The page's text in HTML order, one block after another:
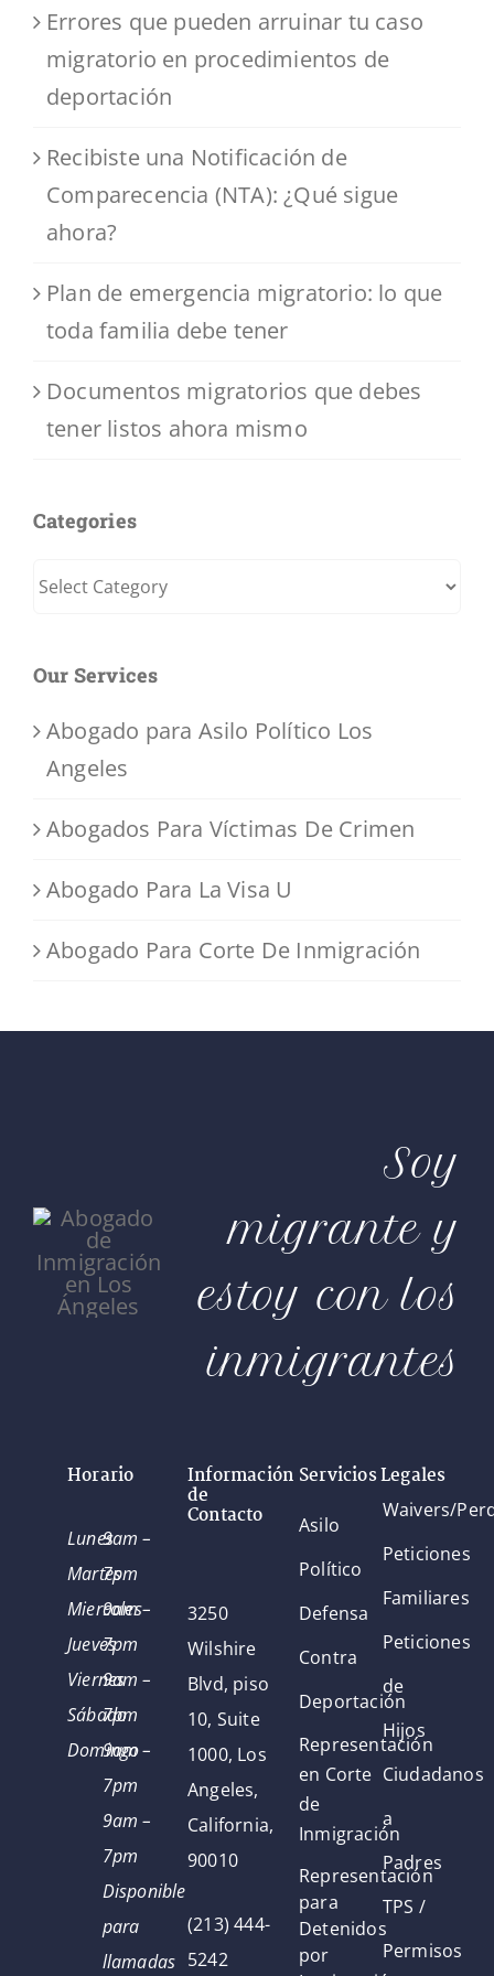
Errores que pueden arruinar tu caso
migratorio en procedimientos de
deportación
Recibiste una Notificación de
Comparecencia (NTA): ¿Qué sigue
ahora?
Plan de emergencia migratorio: lo que
toda familia debe tener
Documentos migratorios que debes
tener listos ahora mismo
Categories
Categories
Our Services
Abogado para Asilo Político Los
Angeles
Abogados Para Víctimas De Crimen
Abogado Para La Visa U
Abogado Para Corte De Inmigración
Soy
migrante y
estoy con los
inmigrantes
Horario
Lunes
Martes
Miercoles
Jueves
Viernes
Sábado
Domingo
9am –
7pm
9am –
7pm
9am –
7pm
9am –
7pm
9am –
7pm
Disponible
para
llamadas
Información
de
Contacto
3250
Wilshire
Blvd, piso
10, Suite
1000, Los
Angeles,
California,
90010
(213) 444-
5242
Servicios Legales
Asilo
Político
Defensa
Contra
Deportación
Representación
en Corte
de
Inmigración
Representación
para
Detenidos
por
Waivers/
Peticiones
Familiares
Peticiones
de
Hijos
Ciudadanos
a
Padres
TPS /
Permisos